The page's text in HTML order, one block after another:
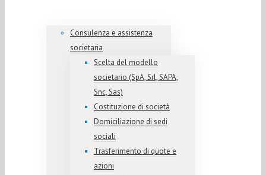
Consulenza e assistenza
societaria
Scelta del modello
societario (SpA, Srl, SAPA,
Snc, Sas)
Costituzione di società
Domiciliazione di sedi
sociali
Trasferimento di quote e
azioni